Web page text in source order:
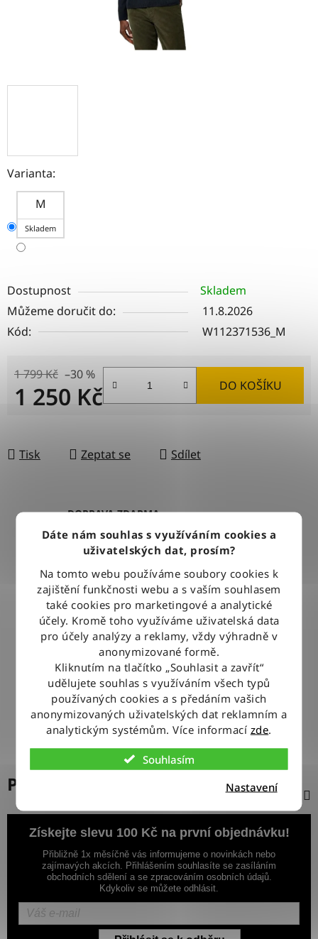
Dáte nám souhlas s využíváním cookies a
uživatelských dat, prosím?
Na tomto webu používáme soubory cookies k
zajištění funkčnosti webu a s vaším souhlasem
také cookies pro marketingové a analytické
účely. Kromě toho využíváme uživatelská data
pro účely analýzy a reklamy, vždy výhradně v
anonymizované formě.
Kliknutím na tlačítko „Souhlasit a zavřít“
udělujete souhlas s využíváním všech typů
používaných cookies a s předáním vašich
anonymizovaných uživatelských dat reklamním a
analytickým systémům. Více informací zde.
Souhlasím
Nastavení
Varianta:
M
Skladem
Dostupnost
Skladem
Můžeme doručit do:
11.8.2026
Kód:
W112371536_M
1 799 Kč –30 %
1 250 Kč DO KOŠÍKU
Tisk Zeptat se Sdílet
DOPRAVA ZDARMA
Při nákupu nad 2500 Kč doručujeme zdarma po celé ČR
BLESKOVÉ DORUČENÍ
Objednávky odesíláme každý pracovní den do 12:00
100% ZBOŽÍ SKLADEM
Veškeré vystavené zboží leží na našem skladě
VÝMĚNA ZBOŽÍ ZDARMA
Nevyhovující zboží zdarma vyměníme do 14 dnů od jeho
doručení
Popis
Získejte slevu 100 Kč na první objednávku!
Přibližně 1x měsíčně vás informujeme o novinkách nebo
zajímavých akcích. Přihlášením souhlasíte se zasíláním
obchodních sdělení a se zpracováním osobních údajů.
Kdykoliv se můžete odhlásit.